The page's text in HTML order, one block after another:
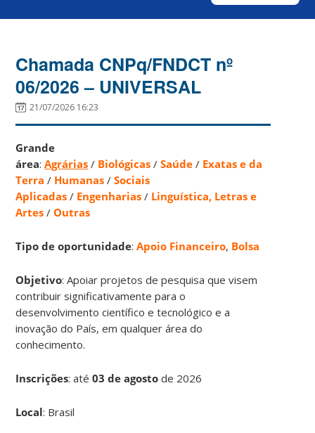
Chamada CNPq/FNDCT nº
06/2026 – UNIVERSAL
21/07/2026 16:23
Grande
área:Agrárias / Biológicas /Saúde / Exatas e da
Terra / Humanas /Sociais
Aplicadas / Engenharias / Linguística, Letras e
Artes /Outras
Tipo de oportunidade:Apoio Financeiro, Bolsa
Objetivo: Apoiar projetos de pesquisa que visem
contribuir significativamente para o
desenvolvimento científico e tecnológico e a
inovação do País, em qualquer área do
conhecimento.
Inscrições: até03 de agostode 2026
Local: Brasil